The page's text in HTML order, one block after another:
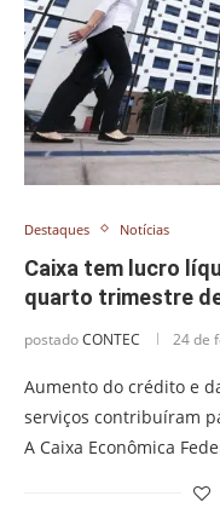
Destaques Notícias
Caixa tem lucro
quarto trimestre
postadoCONTEC 24 de
Aumento do crédito e
serviços contribuíram
A Caixa Econômica